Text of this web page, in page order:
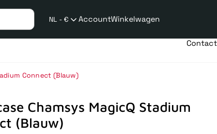
NL - €
taalwijziging
AccountWinkelwagen
Contact
Connect (Blauw)
Chamsys MagicQ Stadium
(Blauw)